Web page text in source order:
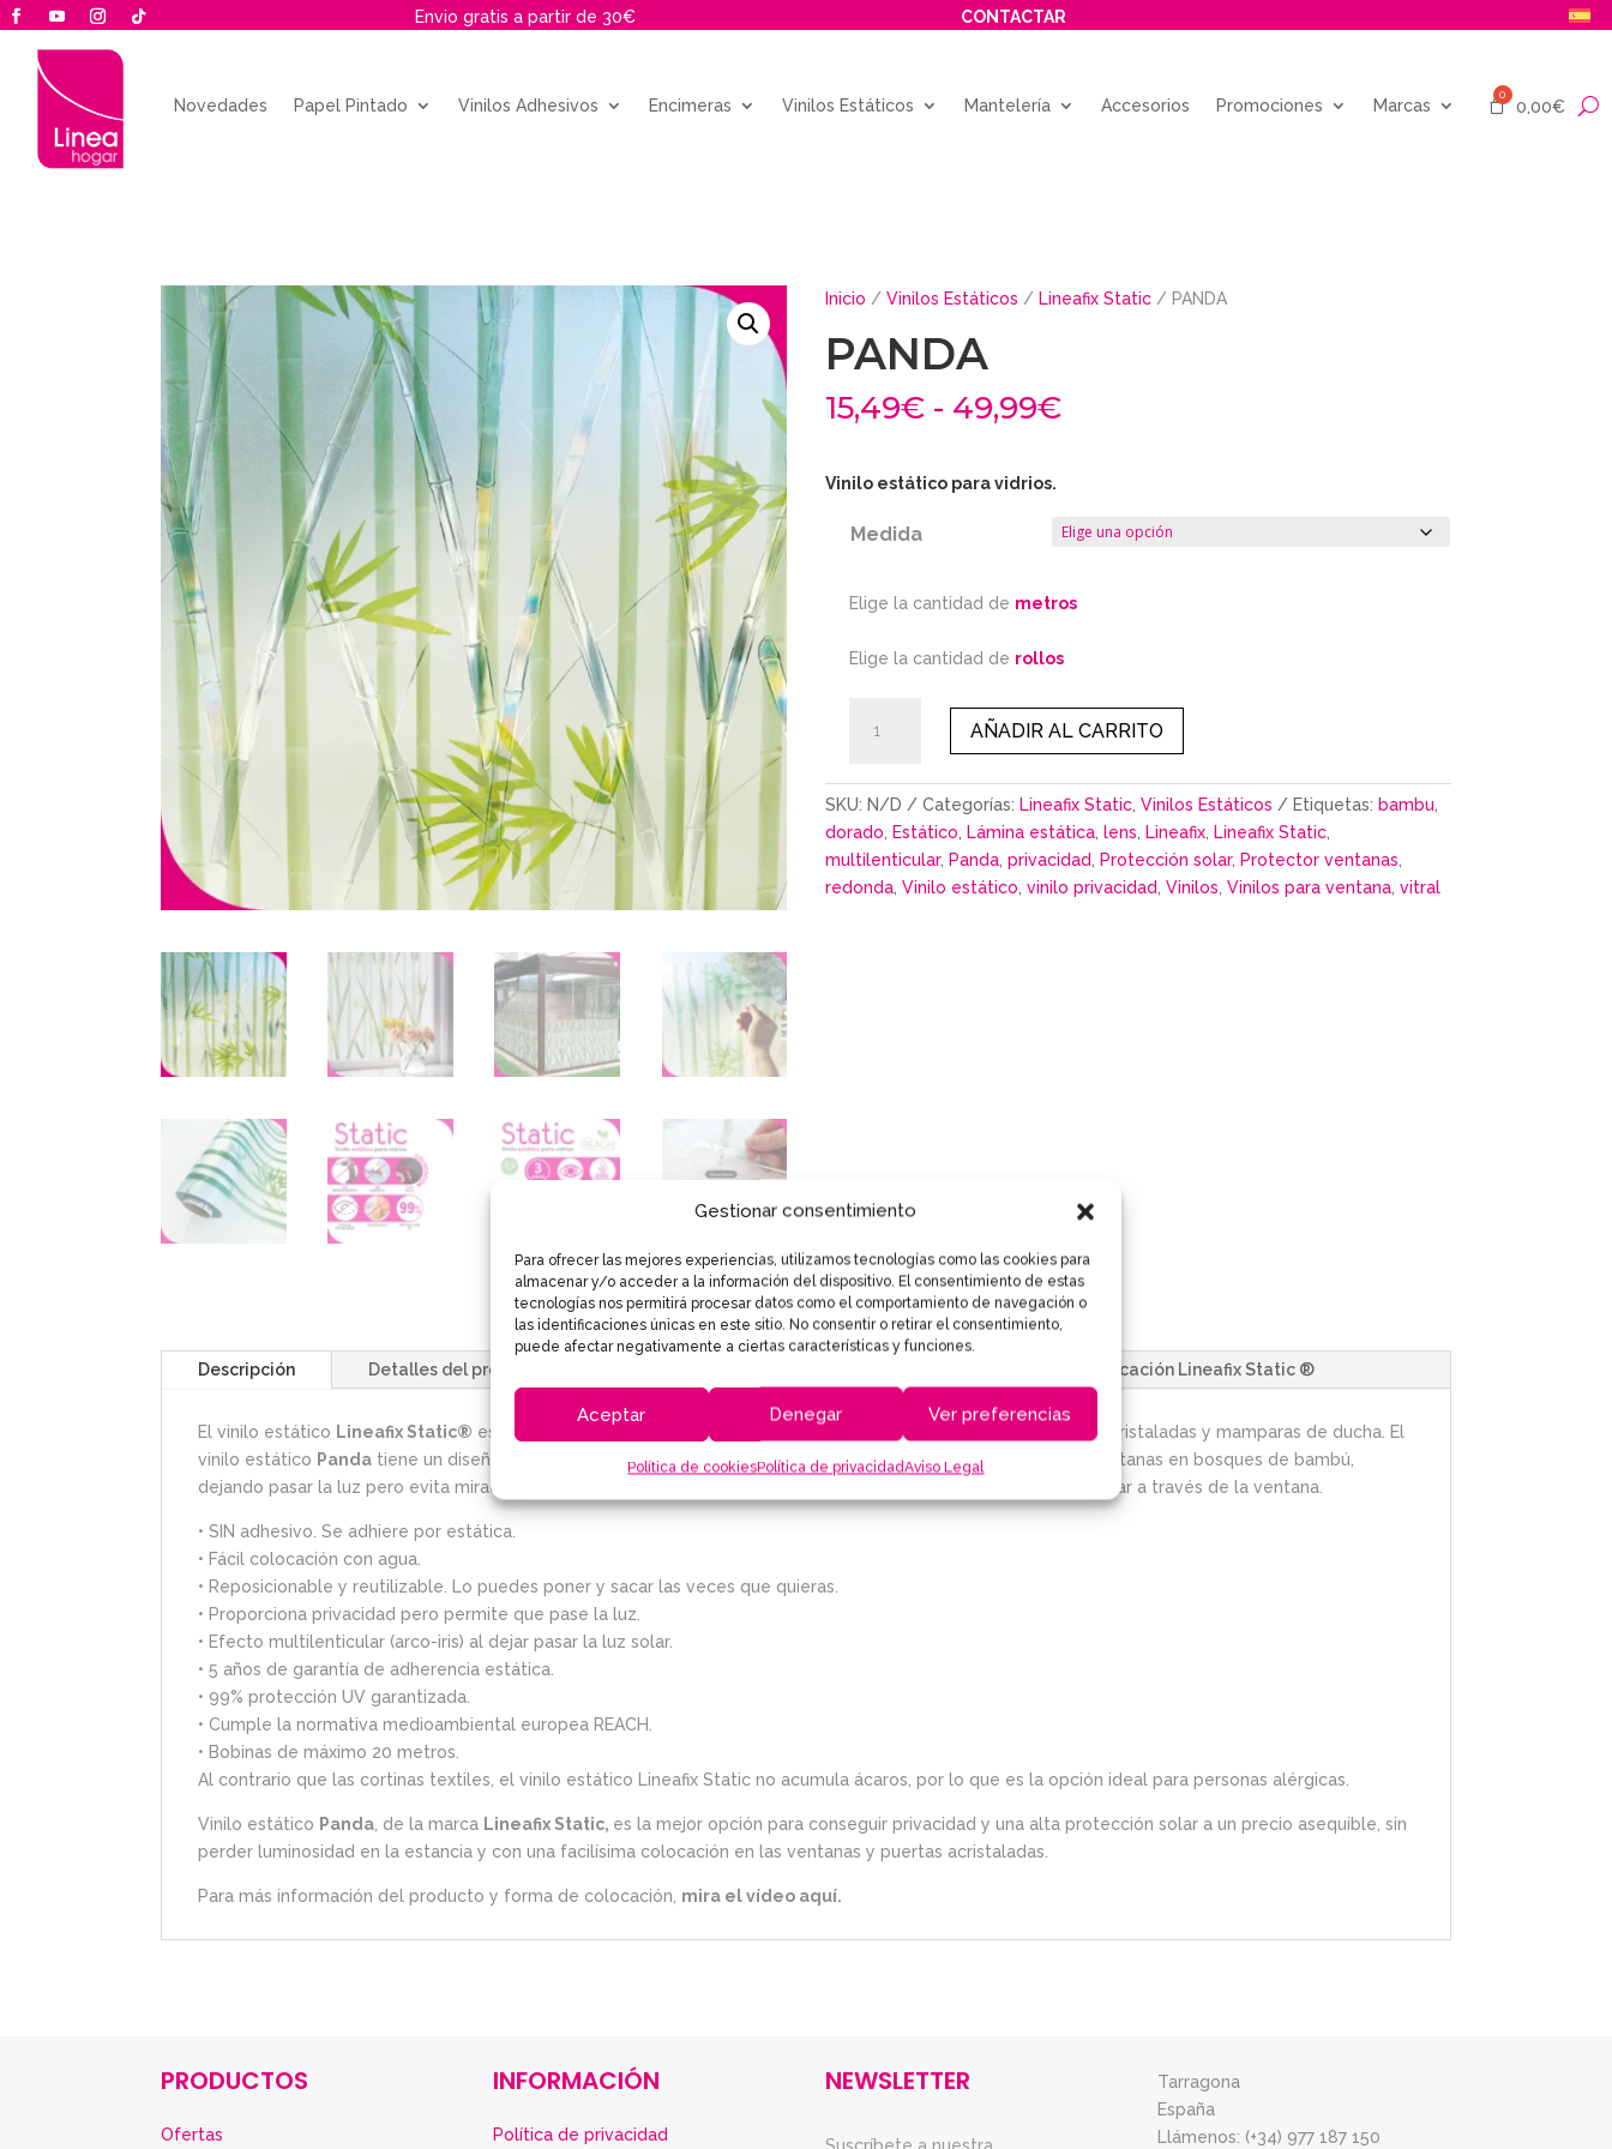
Gestionar consentimiento
Para ofrecer las mejores experiencias, utilizamos tecnologías como las cookies para
almacenar y/o acceder a la información del dispositivo. El consentimiento de estas
tecnologías nos permitirá procesar datos como el comportamiento de navegación o
las identificaciones únicas en este sitio. No consentir o retirar el consentimiento,
puede afectar negativamente a ciertas características y funciones.
Aceptar Denegar Ver preferencias
Política de cookiesPolítica de privacidadAviso Legal
Envio gratis a partir de 30€ CONTACTAR
Novedades Papel Pintado Vinilos Adhesivos Encimeras Vinilos Estáticos Mantelería Accesorios Promociones Marcas 0,00€
Inicio /Vinilos Estáticos / Lineafix Static / PANDA
PANDA
15,49€ - 49,99€Rango
15,49€
hasta
Vinilo estático para vidrios.
Medida
Elige la cantidad de metros
Elige la cantidad de rollos
cantidad
AÑADIR AL CARRITO
SKU: N/D Categorías: Lineafix Static,Vinilos Estáticos Etiquetas: bambu,
dorado, Estático, Lámina estática,lens, Lineafix, Lineafix Static,
multilenticular, Panda,privacidad, Protección solar, Protector ventanas,
redonda,Vinilo estático,vinilo privacidad,Vinilos,Vinilos para ventana,vitral
Descripción Detalles del producto Mantenimiento y colocación Lineafix Static ®
El vinilo estático Lineafix Static® es un vinilo, sin adhesivo, para decoración y privacidad de ventanas, puertas acristaladas y mamparas de ducha. El
vinilo estático Panda tiene un diseño de cañas de bambú con color verde y textura en relieve. Convierte tus ventanas en bosques de bambú,
dejando pasar la luz pero evita miradas indiscretas. Tiene un efecto arco-iris espectacular cuando pasa la luz solar a través de la ventana.
• SIN adhesivo. Se adhiere por estática.
• Fácil colocación con agua.
• Reposicionable y reutilizable. Lo puedes poner y sacar las veces que quieras.
• Proporciona privacidad pero permite que pase la luz.
• Efecto multilenticular (arco-iris) al dejar pasar la luz solar.
• 5 años de garantía de adherencia estática.
• 99% protección UV garantizada.
• Cumple la normativa medioambiental europea REACH.
• Bobinas de máximo 20 metros.
Al contrario que las cortinas textiles, el vinilo estático Lineafix Static no acumula ácaros, por lo que es la opción ideal para personas alérgicas.
Vinilo estático Panda , de la marca Lineafix Static, es la mejor opción para conseguir privacidad y una alta protección solar a un precio asequible, sin
perder luminosidad en la estancia y con una facilísima colocación en las ventanas y puertas acristaladas.
Para más información del producto y forma de colocación, mira el vídeo aquí.
PRODUCTOS
Ofertas
INFORMACIÓN
Política de privacidad
NEWSLETTER
Tarragona
España
Llámenos: (+34) 977 187 150